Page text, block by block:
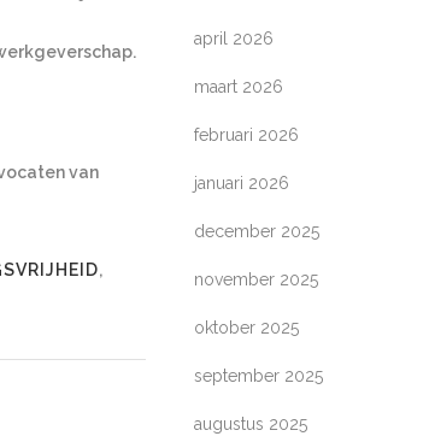
van
,
april 2026
maart 2026
februari 2026
januari 2026
december 2025
november 2025
oktober 2025
september 2025
augustus 2025